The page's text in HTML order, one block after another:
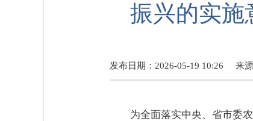
振兴的实施
发布日期：2026-05-19 10:26 来源
为全面落实中央、省市委